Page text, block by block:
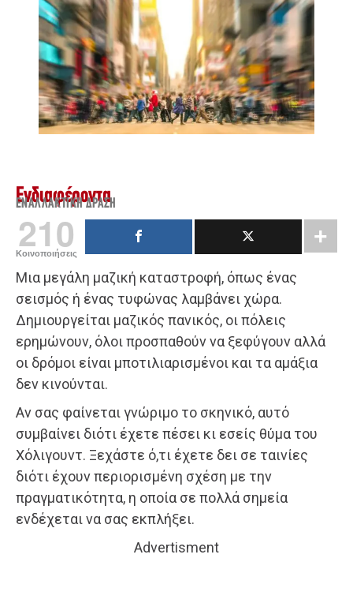
Ενδιαφέροντα
ΕΝΑΛΛΑΚΤΙΚΉ ΔΡΆΣΗ
210
Κοινοποιήσεις
Μια μεγάλη μαζική καταστροφή, όπως ένας
σεισμός ή ένας τυφώνας λαμβάνει χώρα.
Δημιουργείται μαζικός πανικός, οι πόλεις
ερημώνουν, όλοι προσπαθούν να ξεφύγουν αλλά
οι δρόμοι είναι μποτιλιαρισμένοι και τα αμάξια
δεν κινούνται.
Αν σας φαίνεται γνώριμο το σκηνικό, αυτό
συμβαίνει διότι έχετε πέσει κι εσείς θύμα του
Χόλιγουντ. Ξεχάστε ό,τι έχετε δει σε ταινίες
διότι έχουν περιορισμένη σχέση με την
πραγματικότητα, η οποία σε πολλά σημεία
ενδέχεται να σας εκπλήξει.
Advertisment